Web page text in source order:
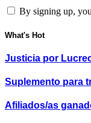
By signing up,
What's Hot
Justicia por
Suplemento para
Afiliados/as